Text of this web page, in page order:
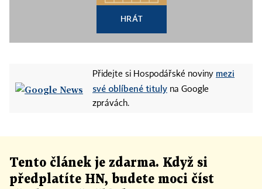
HRÁT
Přidejte si Hospodářské noviny mezi
své oblíbené tituly na Google
zprávách.
Tento článek je zdarma. Když si
předplatíte HN, budete moci číst